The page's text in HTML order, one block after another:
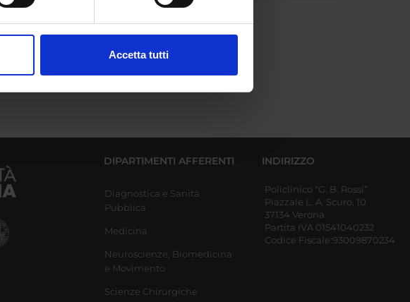
sui cookie.
Accetta tutti
DIPARTIMENTI AFFERENTI
Diagnostica e Sanità
Pubblica
Medicina
Neuroscienze, Biomedicina
e Movimento
Scienze Chirurgiche
INDIRIZZO
Policlinico “G. B. Rossi”
Piazzale L. A. Scuro, 10
37134 Verona
Partita IVA 01541040232
Codice Fiscale:93009870234